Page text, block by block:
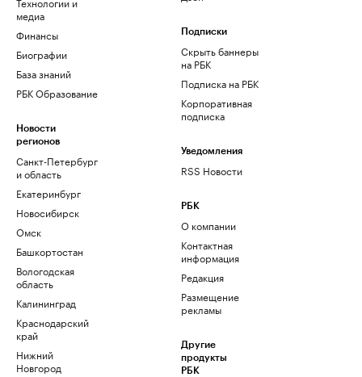
медиа
Финансы
Биографии
База знаний
РБК Образование
Новости
регионов
Санкт-Петербург
и область
Екатеринбург
Новосибирск
Омск
Башкортостан
Вологодская
область
Калининград
Краснодарский
край
Нижний
Новгород
Подписки
Скрыть баннеры
на РБК
Подписка на РБК
Корпоративная
подписка
Уведомления
RSS Новости
РБК
О компании
Контактная
информация
Редакция
Размещение
рекламы
Другие
продукты
РБК